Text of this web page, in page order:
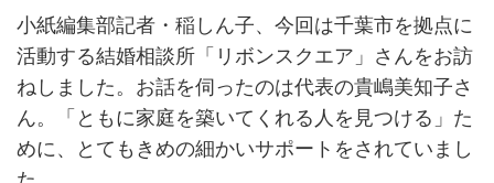
小紙編集部記者・稲しん子、今回は千葉市を拠点に
活動する結婚相談所「リボンスクエア」さんをお訪
ねしました。お話を伺ったのは代表の貴嶋美知子さ
ん。「ともに家庭を築いてくれる人を見つける」た
めに、とてもきめの細かいサポートをされていまし